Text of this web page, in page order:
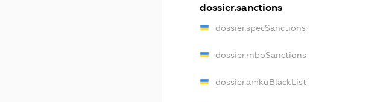
dossier.sanctions
dossier.specSanctions
dossier.rnboSanctions
dossier.amkuBlackList